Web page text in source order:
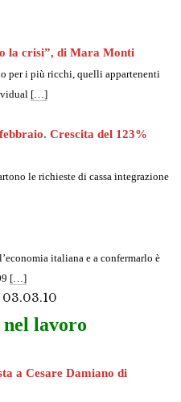
la crisi”, di Mara Monti
per i più ricchi, quelli appartenenti
[…]
Crescita del 123%
le richieste di cassa integrazione
italiana e a confermarlo è
[…]
03.03.10
lavoro
a Cesare Damiano di